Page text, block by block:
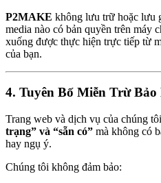
P2MAKE không lưu trữ hoặc lưu
media nào có bản quyền trên máy
xuống được thực hiện trực tiếp từ
của bạn.
4. Tuyên Bố Miễn Trừ Bảo
Trang web và dịch vụ của chúng
trạng” và “sẵn có” mà không có
hay ngụ ý.
Chúng tôi không đảm bảo: